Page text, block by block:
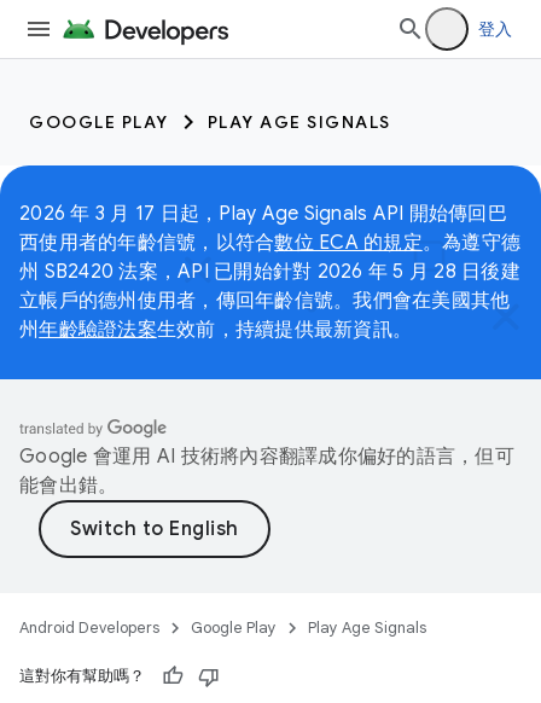
登入
GOOGLE PLAY PLAY AGE SIGNALS
2026 年 3 月 17 日起，Play Age Signals API 開始傳回巴
西使用者的年齡信號，以符合數位 ECA 的規定。為遵守德
州 SB2420 法案，API 已開始針對 2026 年 5 月 28 日後建
立帳戶的德州使用者，傳回年齡信號。我們會在美國其他
州年齡驗證法案生效前，持續提供最新資訊。
Google 會運用 AI 技術將內容翻譯成你偏好的語言，但可
能會出錯。
Android Developers Google Play Play Age Signals
這對你有幫助嗎？